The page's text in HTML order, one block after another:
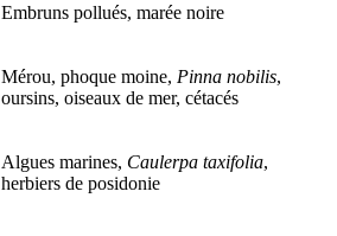
Embruns pollués, marée noire
Mérou, phoque moine, Pinna nobilis,
oursins, oiseaux de mer, cétacés
Algues marines, Caulerpa taxifolia,
herbiers de posidonie